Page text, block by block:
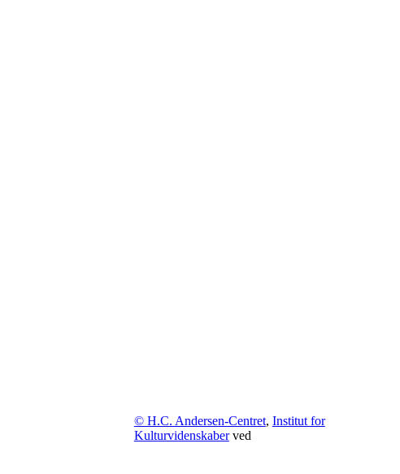
© H.C. Andersen-Centret, Institut for
Kulturvidenskaberved